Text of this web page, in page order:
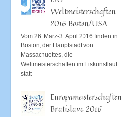
Weltmeisterschaften
2016 Boston/USA
Vom 26. März-3. April 2016 finden in
Boston, der Hauptstadt von
Massachuettes, die
Weltmeisterschaften im Eiskunstlauf
statt
Europameisterschaften
Bratislava 2016